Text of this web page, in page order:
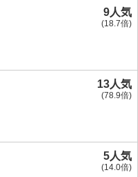
9人気
(18.7倍)
13人気
(78.9倍)
5人気
(14.0倍)